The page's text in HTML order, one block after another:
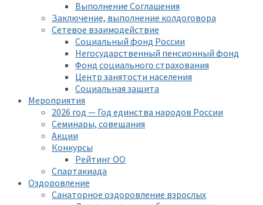
Выполнение Соглашения
Заключение, выполнение колдоговора
Сетевое взаимодействие
Социальный фонд России
Негосударственный пенсионный фонд
Фонд социального страхования
Центр занятости населения
Социальная защита
Мероприятия
2026 год — Год единства народов России
Семинары, совещания
Акции
Конкурсы
Рейтинг ОО
Спартакиада
Оздоровление
Санаторное оздоровление взрослых